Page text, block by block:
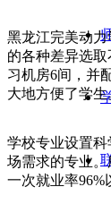
黑龙江完美动
的各种差异选
习机房6间，并
大地方便了学生
学校专业设置
场需求的专业
一次就业率96%